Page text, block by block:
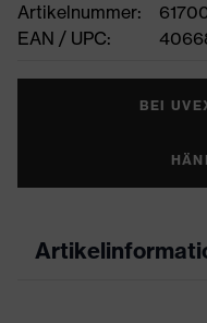
Artikelnummer:
EAN / UPC:
BEI